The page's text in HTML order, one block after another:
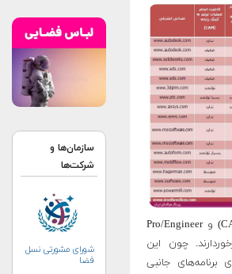
نرم‌افزارهای کتیا (CATIA) و Pro/Engineer
چون این
برنامه‌های جانبی
سازمان‌ها و
شرکت‌ها
شورای مشورتی نسل
فضا